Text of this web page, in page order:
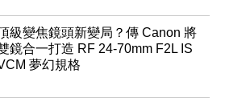
級變焦鏡頭新變局？傳 Canon 將
鏡合一打造 RF 24-70mm F2L IS
夢幻規格